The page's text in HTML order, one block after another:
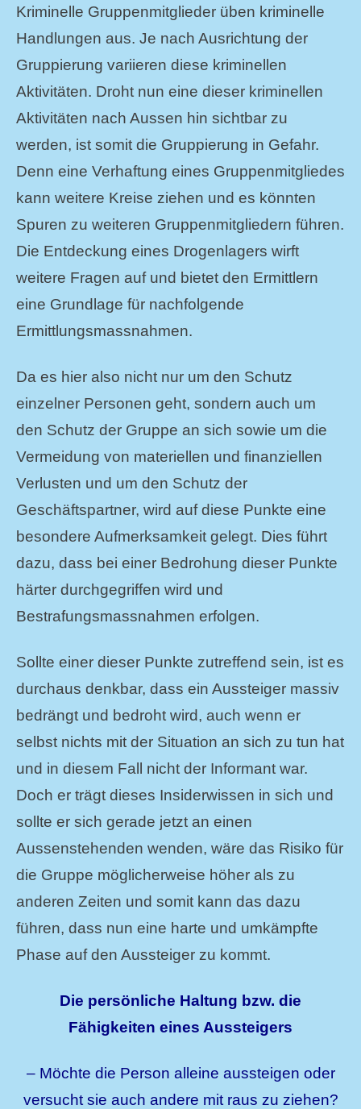
Kriminelle Gruppenmitglieder üben kriminelle
Handlungen aus. Je nach Ausrichtung der
Gruppierung variieren diese kriminellen
Aktivitäten. Droht nun eine dieser kriminellen
Aktivitäten nach Aussen hin sichtbar zu
werden, ist somit die Gruppierung in Gefahr.
Denn eine Verhaftung eines Gruppenmitgliedes
kann weitere Kreise ziehen und es könnten
Spuren zu weiteren Gruppenmitgliedern führen.
Die Entdeckung eines Drogenlagers wirft
weitere Fragen auf und bietet den Ermittlern
eine Grundlage für nachfolgende
Ermittlungsmassnahmen.
Da es hier also nicht nur um den Schutz
einzelner Personen geht, sondern auch um
den Schutz der Gruppe an sich sowie um die
Vermeidung von materiellen und finanziellen
Verlusten und um den Schutz der
Geschäftspartner, wird auf diese Punkte eine
besondere Aufmerksamkeit gelegt. Dies führt
dazu, dass bei einer Bedrohung dieser Punkte
härter durchgegriffen wird und
Bestrafungsmassnahmen erfolgen.
Sollte einer dieser Punkte zutreffend sein, ist es
durchaus denkbar, dass ein Aussteiger massiv
bedrängt und bedroht wird, auch wenn er
selbst nichts mit der Situation an sich zu tun hat
und in diesem Fall nicht der Informant war.
Doch er trägt dieses Insiderwissen in sich und
sollte er sich gerade jetzt an einen
Aussenstehenden wenden, wäre das Risiko für
die Gruppe möglicherweise höher als zu
anderen Zeiten und somit kann das dazu
führen, dass nun eine harte und umkämpfte
Phase auf den Aussteiger zu kommt.
Die persönliche Haltung bzw. die
Fähigkeiten eines Aussteigers
– Möchte die Person alleine aussteigen oder
versucht sie auch andere mit raus zu ziehen?